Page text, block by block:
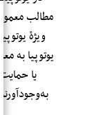
مطالب
ویژهٔ
یوتوپیا به
یا